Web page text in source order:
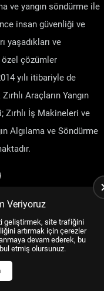
ve yangın söndürme ile
insan güvenliği ve
yaşadıkları ve
özel çözümler
yılı itibariyle de
Araçların Yangın
Zırhlı İş Makineleri ve
Algılama ve Söndürme
Veriyoruz
geliştirmek, site trafiğini
artırmak için çerezler
devam ederek, bu
etmiş olursunuz.